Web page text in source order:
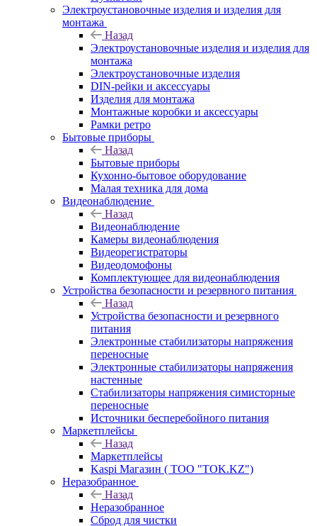
Электроустановочные изделия и изделия для
монтажа
Назад
Электроустановочные изделия и изделия для
монтажа
Электроустановочные изделия
DIN-рейки и аксессуары
Изделия для монтажа
Монтажные коробки и аксессуары
Рамки ретро
Бытовые приборы
Назад
Бытовые приборы
Кухонно-бытовое оборудование
Малая техника для дома
Видеонаблюдение
Назад
Видеонаблюдение
Камеры видеонаблюдения
Видеорегистраторы
Видеодомофоны
Комплектующее для видеонаблюдения
Устройства безопасности и резервного питания
Назад
Устройства безопасности и резервного
питания
Электронные стабилизаторы напряжения
переносные
Электронные стабилизаторы напряжения
настенные
Стабилизаторы напряжения симисторные
переносные
Источники бесперебойного питания
Маркетплейсы
Назад
Маркетплейсы
Kaspi Магазин ( ТОО "TOK.KZ")
Неразобранное
Назад
Неразобранное
Сброд для чистки